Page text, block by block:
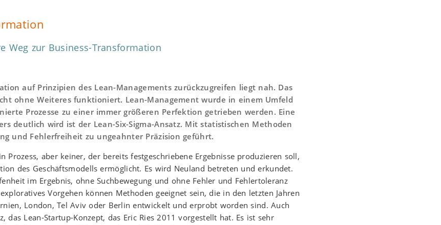
Weg zur Business-Transformation
auf Prinzipien des Lean-Managements zurückzugreifen liegt nah. Das
ohne Weiteres funktioniert. Lean-Management wurde in einem Umfeld
Prozesse zu einer immer größeren Perfektion getrieben werden. Eine
deutlich wird ist der Lean-Six-Sigma-Ansatz. Mit statistischen Methoden
und Fehlerfreiheit zu ungeahnter Präzision geführt.
Prozess, aber keiner, der bereits festgeschriebene Ergebnisse produzieren soll,
des Geschäftsmodells ermöglicht. Es wird Neuland betreten und erkundet.
im Ergebnis, ohne Suchbewegung und ohne Fehler und Fehlertoleranz
Vorgehen können Methoden geeignet sein, die in den letzten Jahren
London, Tel Aviv oder Berlin entwickelt und erprobt worden sind. Auch
das Lean-Startup-Konzept, das Eric Ries 2011 vorgestellt hat. Es ist sehr